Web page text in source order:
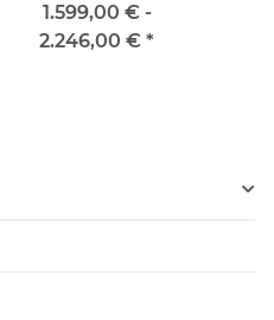
1.599,00 € -
2.246,00 € *